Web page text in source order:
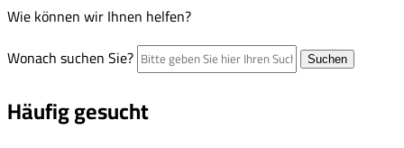
Wie können wir Ihnen helfen?
Wonach suchen Sie?
Suchen
Häufig gesucht